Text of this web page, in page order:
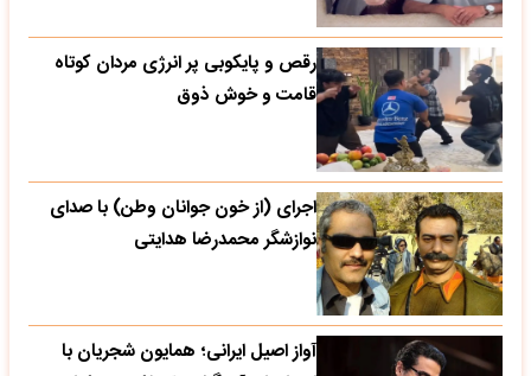
رقص و پایکوبی پر انرژی مردان کوتاه
قامت و خوش ذوق
اجرای (از خون جوانان وطن) با صدای
نوازشگر محمدرضا هدایتی
آواز اصیل ایرانی؛ همایون شجریان با